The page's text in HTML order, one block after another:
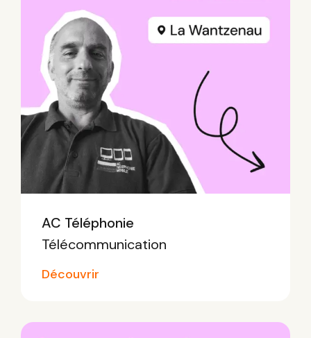
AC Téléphonie
Télécommunication
Découvrir